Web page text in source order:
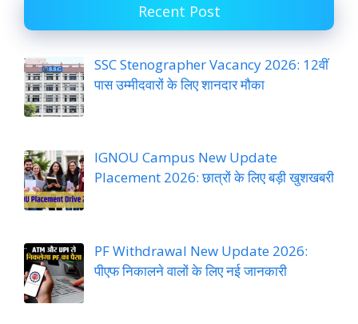
Recent Post
SSC Stenographer Vacancy 2026: 12वीं
पास उम्मीदवारों के लिए शानदार मौका
IGNOU Campus New Update
Placement 2026: छात्रों के लिए बड़ी खुशखबरी
PF Withdrawal New Update 2026:
पीएफ निकालने वालों के लिए नई जानकारी